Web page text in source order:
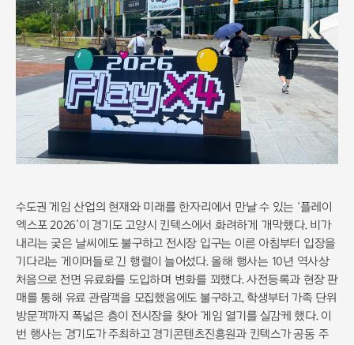
수도권 게임 산업의 현재와 미래를 한자리에서 만날 수 있는 ‘플레이
엑스포 2026’이 경기도 고양시 킨텍스에서 화려하게 개막했다. 비가
내리는 궂은 날씨에도 불구하고 전시장 입구는 이른 아침부터 입장을
기다리는 게이머들로 긴 행렬이 늘어섰다. 올해 행사는 10년 역사상
처음으로 전면 유료화를 도입하며 변화를 꾀했다. 사전등록과 현장 판
매를 통해 유료 관람객을 모집했음에도 불구하고, 학생부터 가족 단위
방문객까지 폭넓은 층이 전시장을 찾아 게임 열기를 실감케 했다. 이
번 행사는 경기도가 주최하고 경기콘텐츠진흥원과 킨텍스가 공동 주